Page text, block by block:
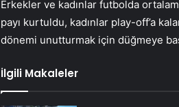
Erkekler ve kadınlar futbolda
payı kurtuldu, kadınlar play-off’a
dönemi unutturmak için düğmeye
İlgili Makaleler